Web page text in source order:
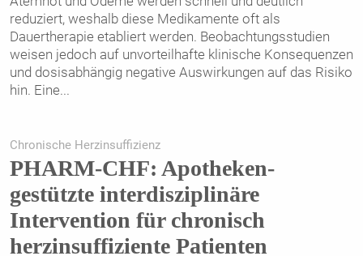
reduziert, weshalb diese Medikamente oft als
Dauertherapie etabliert werden. Beobachtungsstudien
weisen jedoch auf unvorteilhafte klinische Konsequenzen
und dosisabhängig negative Auswirkungen auf das Risiko
hin. Eine...
Chronische Herzinsuffizienz
PHARM-CHF: Apotheken-
gestützte interdisziplinäre
Intervention für chronisch
herzinsuffiziente Patienten